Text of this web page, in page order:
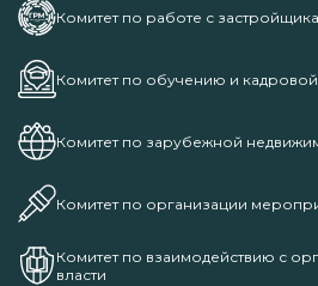
Комитет по работе с
Комитет по обучению и
Комитет по зарубежной
Комитет по организации
Комитет по взаимодействию с
власти